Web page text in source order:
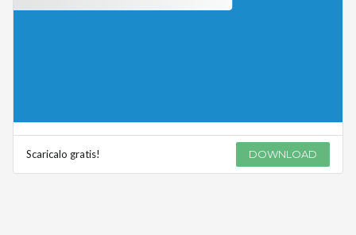
Scaricalo gratis! DOWNLOAD